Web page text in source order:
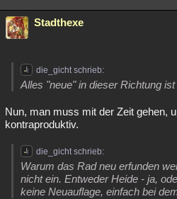
Stadthexe
die_gicht schrieb:
Alles "neue" in dieser Richtung
Nun, man muss mit der Zeit gehen,
kontraproduktiv.
die_gicht schrieb:
Warum das Rad neu erfunden
nicht ein. Entweder Heide - ja,
keine Neuauflage, einfach bei